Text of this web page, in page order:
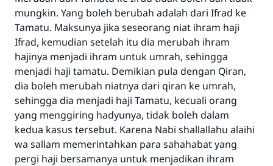
mungkin. Yang boleh berubah adalah dari Ifrad ke
Tamatu. Maksunya jika seseorang niat ihram haji
Ifrad, kemudian setelah itu dia merubah ihram
hajinya menjadi ihram untuk umrah, sehingga
menjadi haji tamatu. Demikian pula dengan Qiran,
dia boleh merubah niatnya dari qiran ke umrah,
sehingga dia menjadi haji Tamatu, kecuali orang
yang menggiring hadyunya, tidak boleh dalam
kedua kasus tersebut. Karena Nabi shallallahu alaihi
wa sallam memerintahkan para sahahabat yang
pergi haji bersamanya untuk menjadikan ihram
Jawaban no. 110845
menyelamatkan pernikahan.
Bantu kami dalam memberikan jawaban untuk umat